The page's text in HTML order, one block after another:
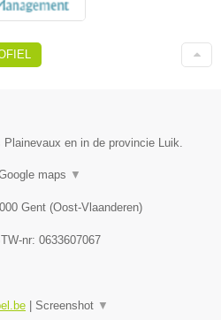
en in de provincie Luik.
maps ▼
Gent (Oost-Vlaanderen)
nr: 0633607067
Screenshot ▼